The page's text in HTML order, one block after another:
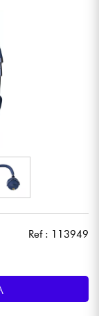
Ref : 113949